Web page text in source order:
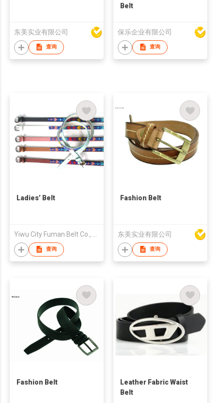
东美实业有限公司
查询
Belt
保乐企业有限公司
查询
Ladies’ Belt
查询
Fashion Belt
东美实业有限公司
查询
Fashion Belt
Leather Fabric Waist
Belt